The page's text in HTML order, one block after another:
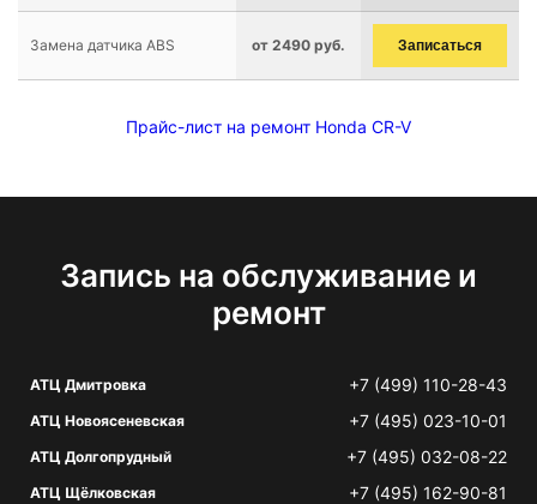
Замена датчика ABS от 2490 руб. Записаться
Прайс-лист на ремонт Honda CR-V
Запись на обслуживание и
ремонт
АТЦ Дмитровка +7 (499) 110-28-43
АТЦ Новоясеневская +7 (495) 023-10-01
АТЦ Долгопрудный +7 (495) 032-08-22
АТЦ Щёлковская +7 (495) 162-90-81